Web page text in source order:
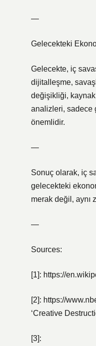
—
Gelecekteki
Gelecekte, iç
dijitalleşme,
değişikliği, kaynak
analizleri, sadece
önemlidir.
—
Sonuç olarak, iç
gelecekteki
merak değil, aynı
—
Sources:
[1]: https://
[2]: https://
‘Creative
[3]: